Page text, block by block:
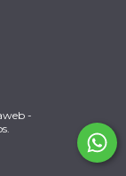
-